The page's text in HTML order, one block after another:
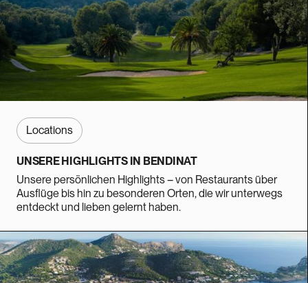
Locations
UNSERE HIGHLIGHTS IN BENDINAT
Unsere persönlichen Highlights – von Restaurants über
Ausflüge bis hin zu besonderen Orten, die wir unterwegs
entdeckt und lieben gelernt haben.